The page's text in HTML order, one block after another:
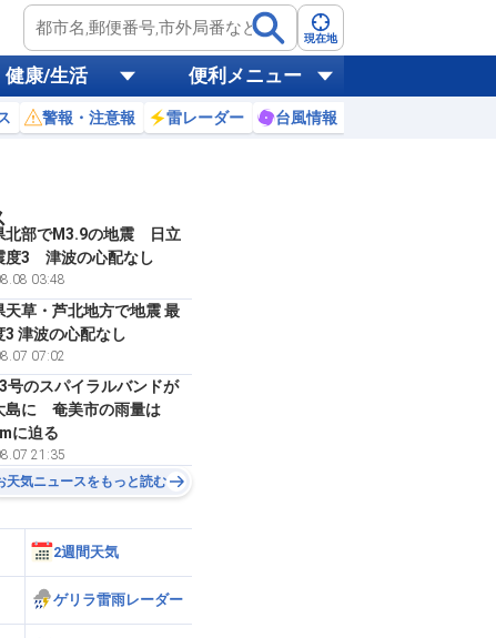
現在地
健康/生活 便利メニュー
警報・注意報 雷レーダー 台風情報
北部でM3.9の地震 日立
度3 津波の心配なし
03:48
天草・芦北地方で地震 最
3 津波の心配なし
07:02
号のスパイラルバンドが
島に 奄美市の雨量は
に迫る
21:35
天気ニュースをもっと読む
2週間天気
ゲリラ雷雨レーダー